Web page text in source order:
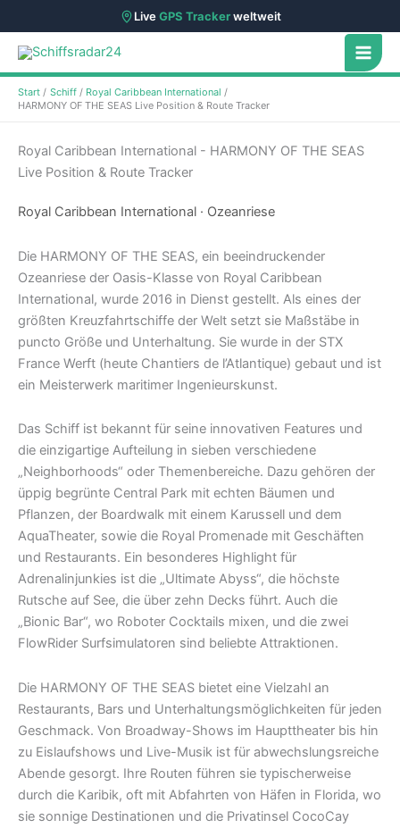
LiveGPS Trackerweltweit
Zum
Inhalt
springen
Start Schiff
Royal Caribbean International
HARMONY OF THE SEAS Live Position & Route Tracker
Royal Caribbean International - HARMONY OF THE SEAS
Live Position & Route Tracker
Royal Caribbean International · Ozeanriese
Die HARMONY OF THE SEAS, ein beeindruckender
Ozeanriese der Oasis-Klasse von Royal Caribbean
International, wurde 2016 in Dienst gestellt. Als eines der
größten Kreuzfahrtschiffe der Welt setzt sie Maßstäbe in
puncto Größe und Unterhaltung. Sie wurde in der STX
France Werft (heute Chantiers de l’Atlantique) gebaut und ist
ein Meisterwerk maritimer Ingenieurskunst.
Das Schiff ist bekannt für seine innovativen Features und
die einzigartige Aufteilung in sieben verschiedene
„Neighborhoods“ oder Themenbereiche. Dazu gehören der
üppig begrünte Central Park mit echten Bäumen und
Pflanzen, der Boardwalk mit einem Karussell und dem
AquaTheater, sowie die Royal Promenade mit Geschäften
und Restaurants. Ein besonderes Highlight für
Adrenalinjunkies ist die „Ultimate Abyss“, die höchste
Rutsche auf See, die über zehn Decks führt. Auch die
„Bionic Bar“, wo Roboter Cocktails mixen, und die zwei
FlowRider Surfsimulatoren sind beliebte Attraktionen.
Die HARMONY OF THE SEAS bietet eine Vielzahl an
Restaurants, Bars und Unterhaltungsmöglichkeiten für jeden
Geschmack. Von Broadway-Shows im Haupttheater bis hin
zu Eislaufshows und Live-Musik ist für abwechslungsreiche
Abende gesorgt. Ihre Routen führen sie typischerweise
durch die Karibik, oft mit Abfahrten von Häfen in Florida, wo
sie sonnige Destinationen und die Privatinsel CocoCay